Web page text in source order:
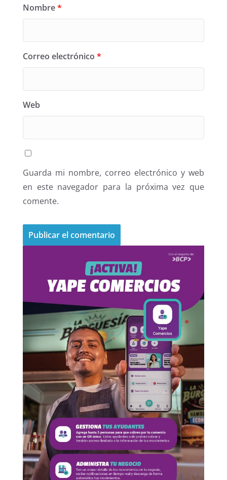
Nombre*
Correo electrónico *
Web
Guarda mi nombre, correo electrónico y web
en este navegador para la próxima vez que
comente.